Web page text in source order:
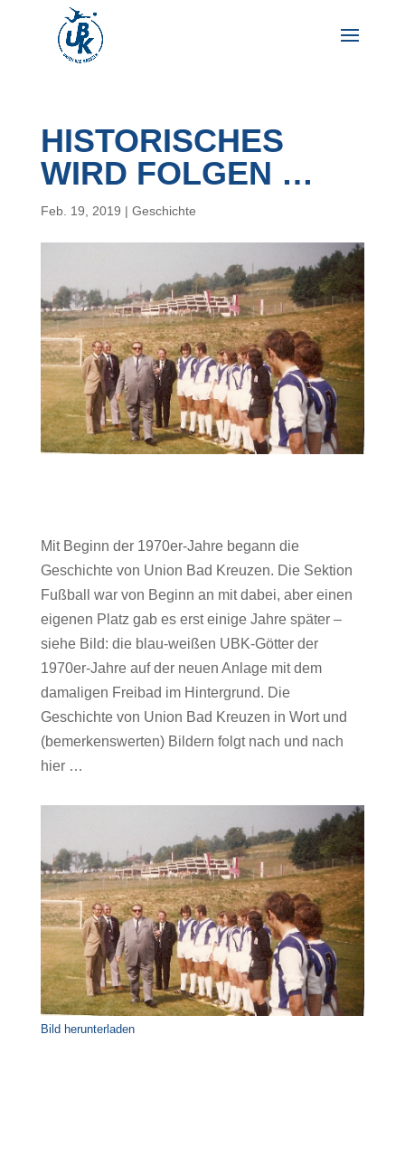
HISTORISCHES
WIRD FOLGEN …
Feb. 19, 2019 | Geschichte
Mit Beginn der 1970er-Jahre begann die
Geschichte von Union Bad Kreuzen. Die Sektion
Fußball war von Beginn an mit dabei, aber einen
eigenen Platz gab es erst einige Jahre später –
siehe Bild: die blau-weißen UBK-Götter der
1970er-Jahre auf der neuen Anlage mit dem
damaligen Freibad im Hintergrund. Die
Geschichte von Union Bad Kreuzen in Wort und
(bemerkenswerten) Bildern folgt nach und nach
hier …
Bild herunterladen